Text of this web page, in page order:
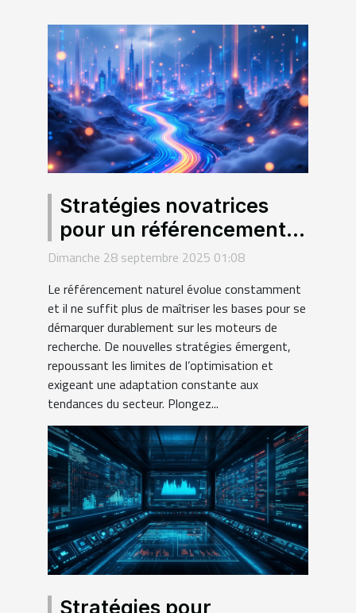
Stratégies novatrices
pour un référencement
durable : au-delà des
Dimanche 28 septembre 2025 01:08
Le référencement naturel évolue constamment
et il ne suffit plus de maîtriser les bases pour se
démarquer durablement sur les moteurs de
recherche. De nouvelles stratégies émergent,
repoussant les limites de l’optimisation et
exigeant une adaptation constante aux
tendances du secteur. Plongez...
Stratégies pour